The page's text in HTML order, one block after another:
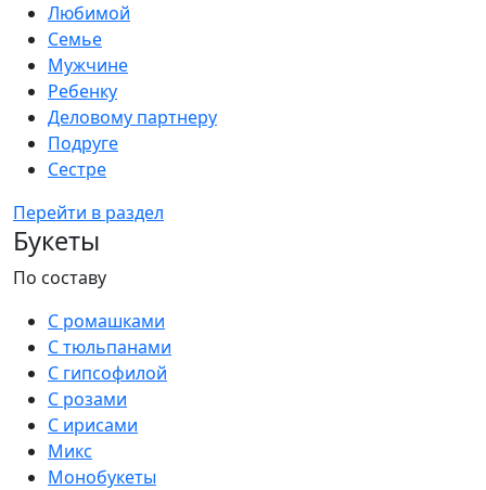
Любимой
Семье
Мужчине
Ребенку
Деловому партнеру
Подруге
Сестре
Перейти в раздел
Букеты
По составу
С ромашками
С тюльпанами
С гипсофилой
С розами
С ирисами
Микс
Монобукеты